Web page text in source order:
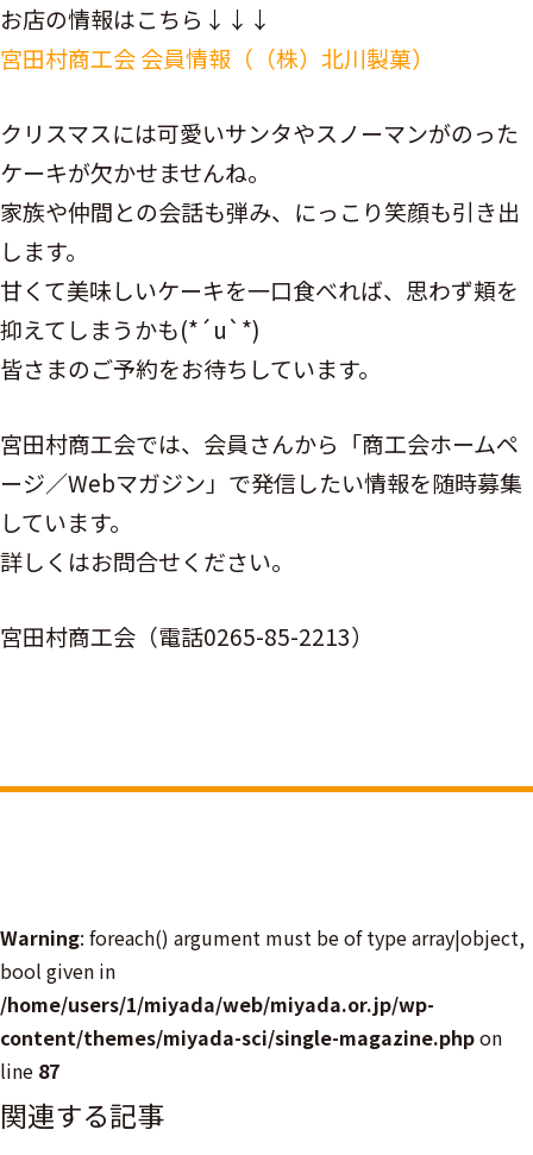
お店の情報はこちら↓↓↓
宮田村商工会 会員情報（（株）北川製菓）
クリスマスには可愛いサンタやスノーマンがのった
ケーキが欠かせませんね。
家族や仲間との会話も弾み、にっこり笑顔も引き出
します。
甘くて美味しいケーキを一口食べれば、思わず頬を
抑えてしまうかも(*´u`*)
皆さまのご予約をお待ちしています。
宮田村商工会では、会員さんから「商工会ホームペ
ージ／Webマガジン」で発信したい情報を随時募集
しています。
詳しくはお問合せください。
宮田村商工会（電話0265-85-2213）
Warning: foreach() argument must be of type array|object,
bool given in
/home/users/1/miyada/web/miyada.or.jp/wp-
content/themes/miyada-sci/single-magazine.phpon
line 87
関連する記事